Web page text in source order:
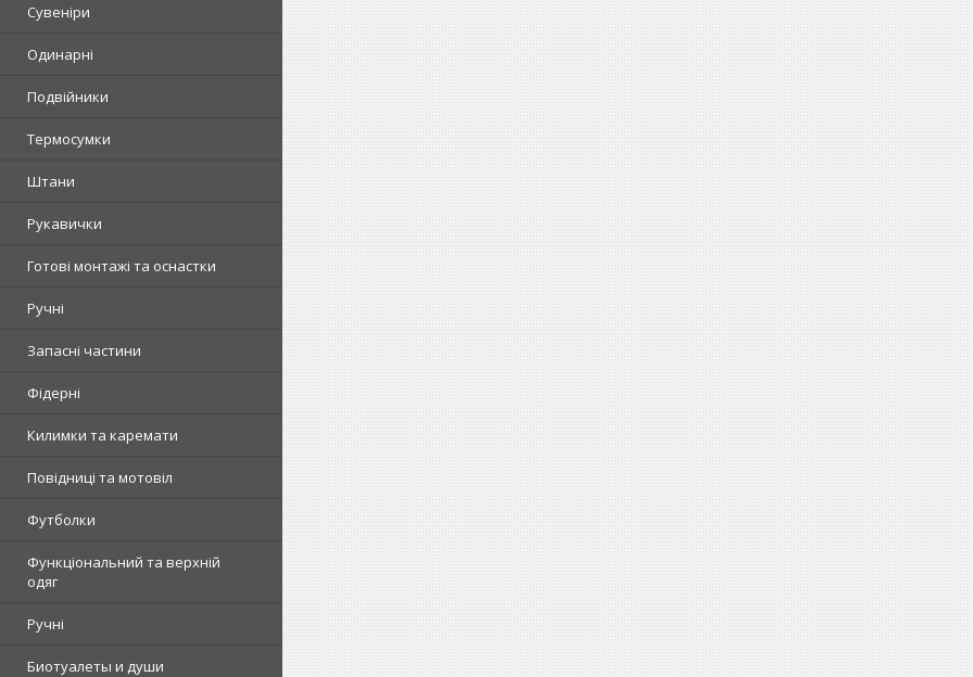
Сувеніри
Одинарні
Подвійники
Термосумки
Штани
Рукавички
Готові монтажі та оснастки
Ручні
Запасні частини
Фідерні
Килимки та каремати
Повідниці та мотовіл
Футболки
Функціональний та верхній
одяг
Ручні
Биотуалеты и души